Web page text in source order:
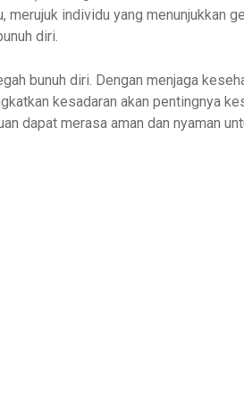
individu yang menunjukkan
diri.
bunuh diri. Dengan menjaga
kesadaran akan pentingnya
dapat merasa aman dan nyaman